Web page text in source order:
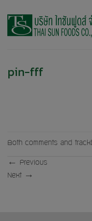
content
pin-fff
Both comments and
←
Previous
Next →